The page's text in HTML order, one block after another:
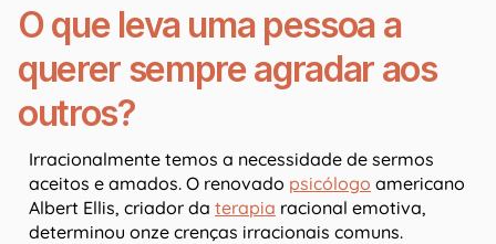
O que leva uma pessoa a
querer sempre agradar aos
outros?
Irracionalmente temos a necessidade de sermos
aceitos e amados. O renovado psicólogo americano
Albert Ellis, criador da terapia racional emotiva,
determinou onze crenças irracionais comuns.